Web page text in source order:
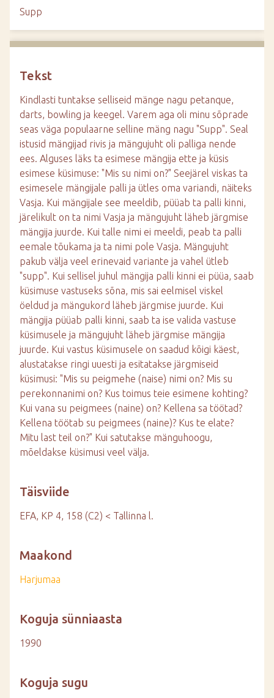
Supp
Tekst
Kindlasti tuntakse selliseid mänge nagu petanque,
darts, bowling ja keegel. Varem aga oli minu sõprade
seas väga populaarne selline mäng nagu "Supp". Seal
istusid mängijad rivis ja mängujuht oli palliga nende
ees. Alguses läks ta esimese mängija ette ja küsis
esimese küsimuse: "Mis su nimi on?" Seejärel viskas ta
esimesele mängijale palli ja ütles oma variandi, näiteks
Vasja. Kui mängijale see meeldib, püüab ta palli kinni,
järelikult on ta nimi Vasja ja mängujuht läheb järgmise
mängija juurde. Kui talle nimi ei meeldi, peab ta palli
eemale tõukama ja ta nimi pole Vasja. Mängujuht
pakub välja veel erinevaid variante ja vahel ütleb
"supp". Kui sellisel juhul mängija palli kinni ei püüa, saab
küsimuse vastuseks sõna, mis sai eelmisel viskel
öeldud ja mängukord läheb järgmise juurde. Kui
mängija püüab palli kinni, saab ta ise valida vastuse
küsimusele ja mängujuht läheb järgmise mängija
juurde. Kui vastus küsimusele on saadud kõigi käest,
alustatakse ringi uuesti ja esitatakse järgmiseid
küsimusi: "Mis su peigmehe (naise) nimi on? Mis su
perekonnanimi on? Kus toimus teie esimene kohting?
Kui vana su peigmees (naine) on? Kellena sa töötad?
Kellena töötab su peigmees (naine)? Kus te elate?
Mitu last teil on?" Kui satutakse mänguhoogu,
mõeldakse küsimusi veel välja.
Täisviide
EFA, KP 4, 158 (C2) < Tallinna l.
Maakond
Harjumaa
Koguja sünniaasta
1990
Koguja sugu